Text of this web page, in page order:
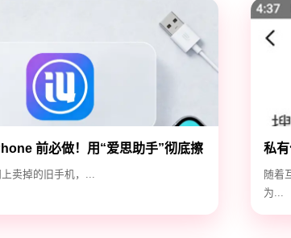
前必做！用“爱思助手”彻底擦
据泄露
卖掉的旧手机，...
私
心
随着
为...